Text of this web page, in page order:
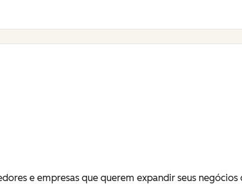
e empresas que querem expandir seus negócios